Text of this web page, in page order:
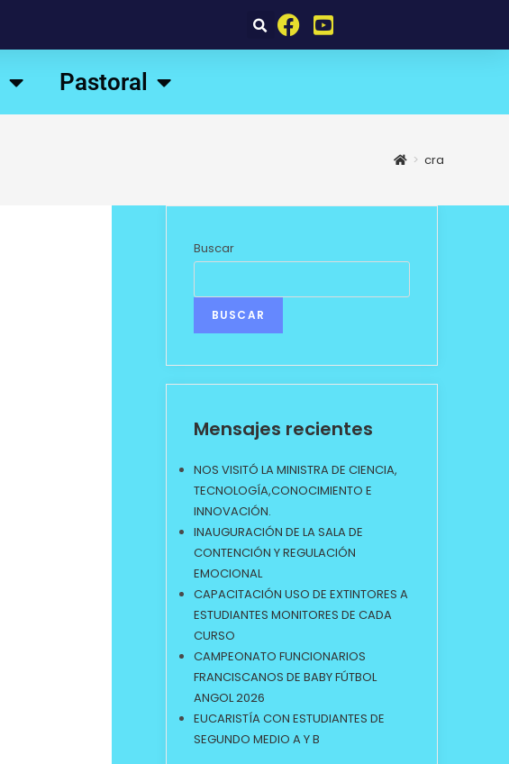
Pastoral
> cra
Buscar
BUSCAR
Mensajes recientes
NOS VISITÓ LA MINISTRA DE CIENCIA,
TECNOLOGÍA,CONOCIMIENTO E
INNOVACIÓN.
INAUGURACIÓN DE LA SALA DE
CONTENCIÓN Y REGULACIÓN
EMOCIONAL
CAPACITACIÓN USO DE EXTINTORES A
ESTUDIANTES MONITORES DE CADA
CURSO
CAMPEONATO FUNCIONARIOS
FRANCISCANOS DE BABY FÚTBOL
ANGOL 2026
EUCARISTÍA CON ESTUDIANTES DE
SEGUNDO MEDIO A Y B